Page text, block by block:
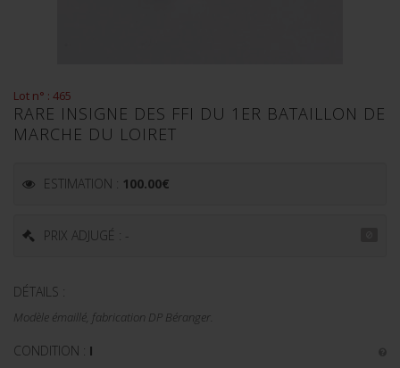
Lot n° : 465
RARE INSIGNE DES FFI DU 1ER BATAILLON DE
MARCHE DU LOIRET
ESTIMATION : 100.00€
PRIX ADJUGÉ : -
DÉTAILS :
Modèle émaillé, fabrication DP Béranger.
CONDITION : I